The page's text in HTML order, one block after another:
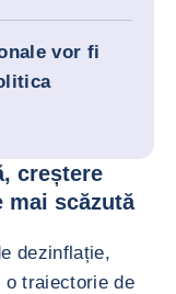
vor fi
creștere
mai scăzută
dezinflație,
o traiectorie de